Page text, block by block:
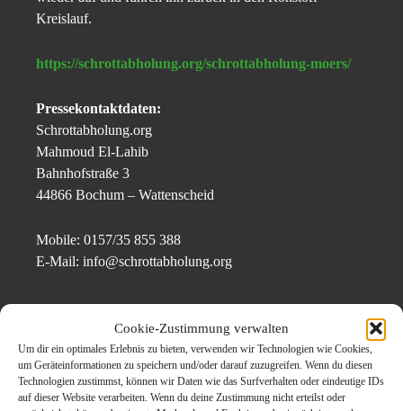
Cookie-Zustimmung verwalten
Um dir ein optimales Erlebnis zu bieten, verwenden wir Technologien wie Cookies,
um Geräteinformationen zu speichern und/oder darauf zuzugreifen. Wenn du diesen
Technologien zustimmst, können wir Daten wie das Surfverhalten oder eindeutige IDs
auf dieser Website verarbeiten. Wenn du deine Zustimmung nicht erteilst oder
Kreislauf.
https://schrottabholung.org/schrottabholung-moers/
Pressekontaktdaten:
Schrottabholung.org
Mahmoud El-Lahib
Bahnhofstraße 3
44866 Bochum – Wattenscheid
Mobile: 0157/35 855 388
E-Mail: info@schrottabholung.org
Themen zum Beitrag
Schrotthändler in Moers
sammelt Altmetallschrott